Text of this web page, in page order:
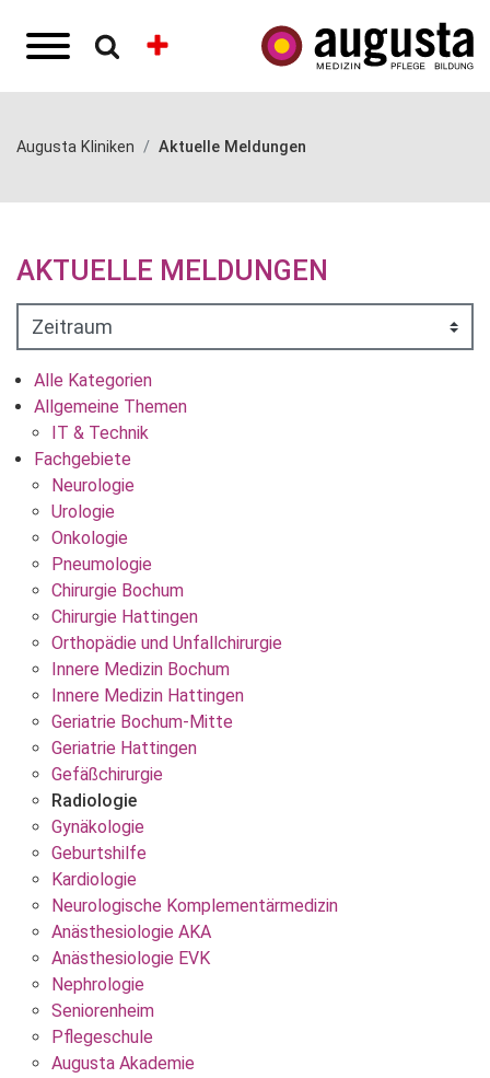
Augusta Kliniken Aktuelle Meldungen
AKTUELLE MELDUNGEN
Alle Kategorien
Allgemeine Themen
IT & Technik
Fachgebiete
Neurologie
Urologie
Onkologie
Pneumologie
Chirurgie Bochum
Chirurgie Hattingen
Orthopädie und Unfallchirurgie
Innere Medizin Bochum
Innere Medizin Hattingen
Geriatrie Bochum-Mitte
Geriatrie Hattingen
Gefäßchirurgie
Radiologie
Gynäkologie
Geburtshilfe
Kardiologie
Neurologische Komplementärmedizin
Anästhesiologie AKA
Anästhesiologie EVK
Nephrologie
Seniorenheim
Pflegeschule
Augusta Akademie